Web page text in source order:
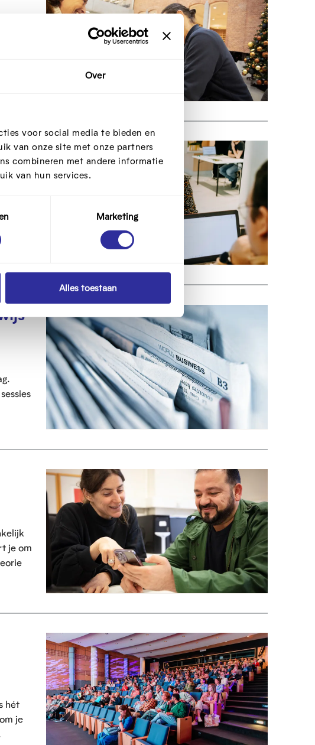
Over
voor social media te bieden en
van onze site met onze partners
combineren met andere informatie
van hun services.
Marketing
Alles toestaan
te
je om
hét
je